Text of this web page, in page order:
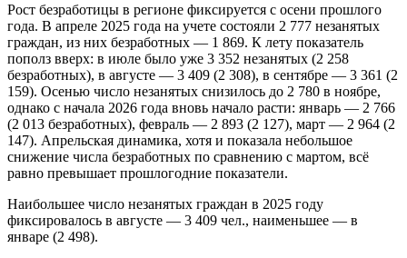
Рост безработицы в регионе фиксируется с осени прошлого
года. В апреле 2025 года на учете состояли 2 777 незанятых
граждан, из них безработных — 1 869. К лету показатель
пополз вверх: в июле было уже 3 352 незанятых (2 258
безработных), в августе — 3 409 (2 308), в сентябре — 3 361 (2
159). Осенью число незанятых снизилось до 2 780 в ноябре,
однако с начала 2026 года вновь начало расти: январь — 2 766
(2 013 безработных), февраль — 2 893 (2 127), март — 2 964 (2
147). Апрельская динамика, хотя и показала небольшое
снижение числа безработных по сравнению с мартом, всё
равно превышает прошлогодние показатели.
Наибольшее число незанятых граждан в 2025 году
фиксировалось в августе — 3 409 чел., наименьшее — в
январе (2 498).